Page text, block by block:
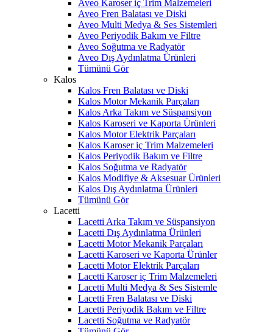
Aveo Karoser iç Trim Malzemeleri
Aveo Fren Balatası ve Diski
Aveo Multi Medya & Ses Sistemleri
Aveo Periyodik Bakım ve Filtre
Aveo Soğutma ve Radyatör
Aveo Dış Aydınlatma Ürünleri
Tümünü Gör
Kalos
Kalos Fren Balatası ve Diski
Kalos Motor Mekanik Parçaları
Kalos Arka Takım ve Süspansiyon
Kalos Karoseri ve Kaporta Ürünleri
Kalos Motor Elektrik Parçaları
Kalos Karoser iç Trim Malzemeleri
Kalos Periyodik Bakım ve Filtre
Kalos Soğutma ve Radyatör
Kalos Modifiye & Aksesuar Ürünleri
Kalos Dış Aydınlatma Ürünleri
Tümünü Gör
Lacetti
Lacetti Arka Takım ve Süspansiyon
Lacetti Dış Aydınlatma Ürünleri
Lacetti Motor Mekanik Parçaları
Lacetti Karoseri ve Kaporta Ürünler
Lacetti Motor Elektrik Parçaları
Lacetti Karoser iç Trim Malzemeleri
Lacetti Multi Medya & Ses Sistemle
Lacetti Fren Balatası ve Diski
Lacetti Periyodik Bakım ve Filtre
Lacetti Soğutma ve Radyatör